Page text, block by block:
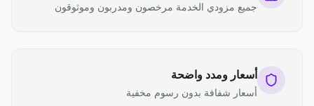
جميع مزودي الخدمة مرخصون ومدربون وموثوقون
أسعار ومدد واضحة
أسعار شفافة بدون رسوم مخفية